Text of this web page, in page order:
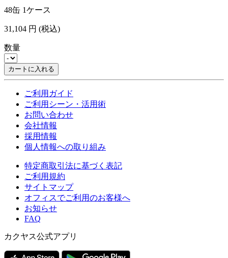
48缶 1ケース
31,104 円 (税込)
数量
カートに入れる
ご利用ガイド
ご利用シーン・活用術
お問い合わせ
会社情報
採用情報
個人情報への取り組み
特定商取引法に基づく表記
ご利用規約
サイトマップ
オフィスでご利用のお客様へ
お知らせ
FAQ
カクヤス公式アプリ